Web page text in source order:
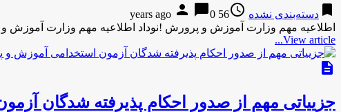
bookmark دسته‌بندی نشده access_time
56 years ago
person chat_bubble0
اطلاعیه مهم وزارت آموزش و پرورش !نوداد اطلاعیه مهم وزارت
View article...
description
جزییاتی مهم از صدور احکام پذیرفته شدگان